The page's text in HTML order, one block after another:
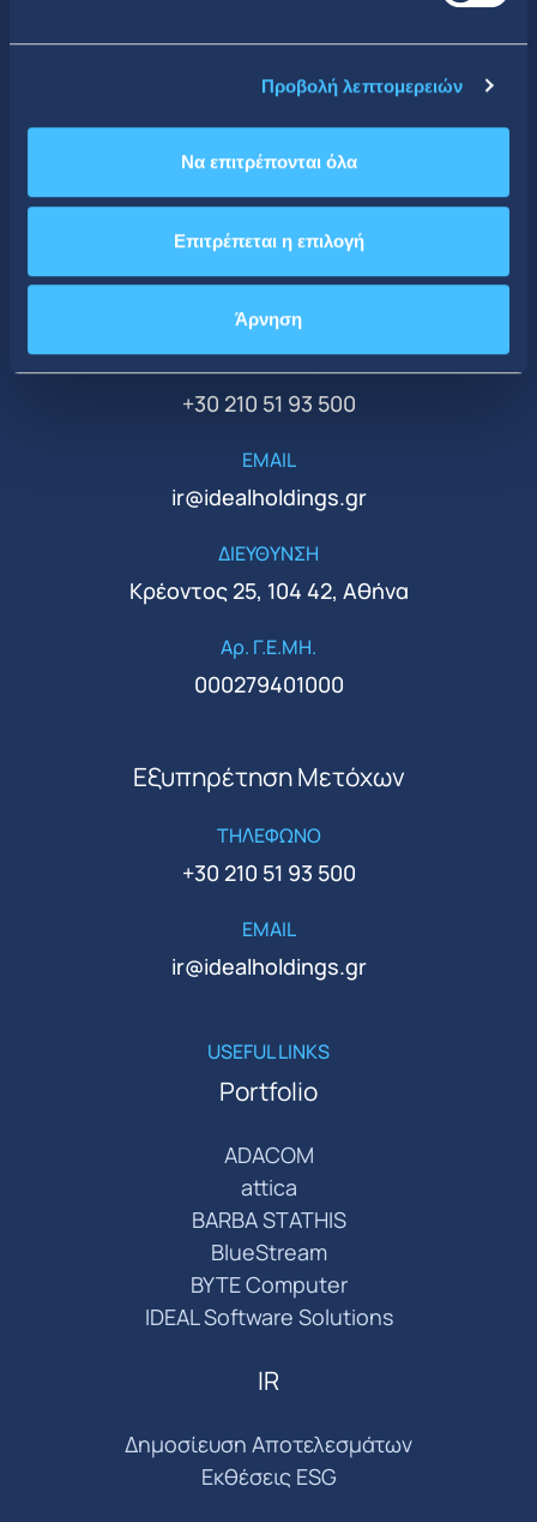
Προβολή λεπτομερειών
Να επιτρέπονται όλα
Επιτρέπεται η επιλογή
Άρνηση
Κεντρικά Γραφεία
ΤΗΛΕΦΩΝΟ
+30 210 51 93 500
EMAIL
ir@idealholdings.gr
ΔΙΕΥΘΥΝΣΗ
Κρέοντος 25, 104 42, Αθήνα
Αρ. Γ.Ε.ΜΗ.
000279401000
Εξυπηρέτηση Μετόχων
ΤΗΛΕΦΩΝΟ
+30 210 51 93 500
EMAIL
ir@idealholdings.gr
USEFUL LINKS
Portfolio
ADACOM
attica
BARBA STATHIS
BlueStream
BYTE Computer
IDEAL Software Solutions
IR
Δημοσίευση Αποτελεσμάτων
Εκθέσεις ESG